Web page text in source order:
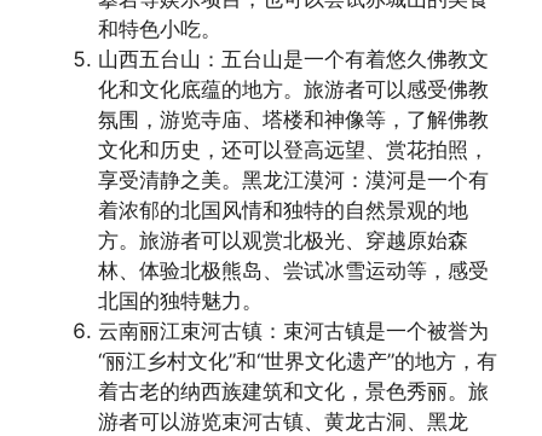
和特色小吃。
山西五台山：五台山是一个有着悠久佛教文
化和文化底蕴的地方。旅游者可以感受佛教
氛围，游览寺庙、塔楼和神像等，了解佛教
文化和历史，还可以登高远望、赏花拍照，
享受清静之美。黑龙江漠河：漠河是一个有
着浓郁的北国风情和独特的自然景观的地
方。旅游者可以观赏北极光、穿越原始森
林、体验北极熊岛、尝试冰雪运动等，感受
北国的独特魅力。
云南丽江束河古镇：束河古镇是一个被誉为
“丽江乡村文化”和“世界文化遗产”的地方，有
着古老的纳西族建筑和文化，景色秀丽。旅
游者可以游览束河古镇、黄龙古洞、黑龙